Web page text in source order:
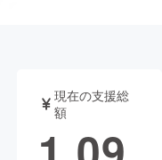
現在の支援総
額